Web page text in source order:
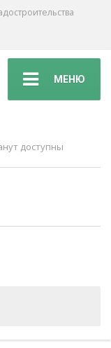
МЕНЮ
доступны